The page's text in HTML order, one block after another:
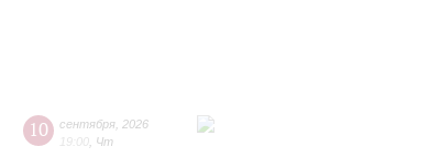
10 сентября 2026
19:00 Чт